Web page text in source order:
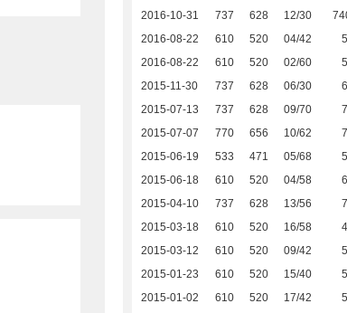
2016-10-31
737 628 12/30
2016-08-22
610 520 04/42
2016-08-22
610 520 02/60
2015-11-30
737 628 06/30
2015-07-13
737 628 09/70
2015-07-07
770 656 10/62
2015-06-19
533 471 05/68
2015-06-18
610 520 04/58
2015-04-10
737 628 13/56
2015-03-18
610 520 16/58
2015-03-12
610 520 09/42
2015-01-23
610 520 15/40
2015-01-02
610 520 17/42